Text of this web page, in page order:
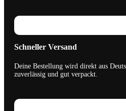
Schneller Versand
Deine Bestellung wird direkt aus
zuverlässig und gut verpackt.